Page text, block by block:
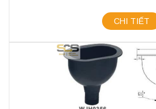
CHI TIẾT